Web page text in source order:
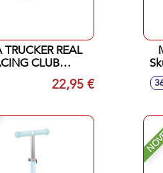
TRUCKER REAL
CLUB
BICOLOR
INFANTIL22,95 €
7